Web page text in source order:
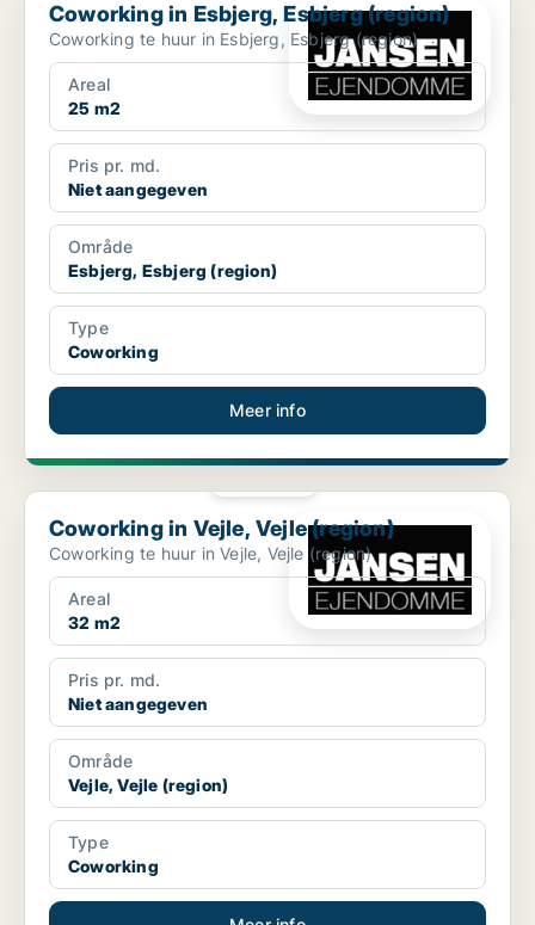
Coworking in Esbjerg, Esbjerg (region)
Coworking te huur in Esbjerg, Esbjerg (region)
Areal
25 m2
Pris pr. md.
Niet aangegeven
Område
Esbjerg, Esbjerg (region)
Type
Coworking
Meer info
Coworking in Vejle, Vejle (region)
Coworking in Vejle, Vejle (region)
Coworking te huur in Vejle, Vejle (region)
Areal
32 m2
Pris pr. md.
Niet aangegeven
Område
Vejle, Vejle (region)
Type
Coworking